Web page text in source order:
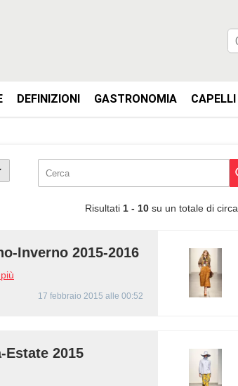
DEFINIZIONI GASTRONOMIA CAPELLI
Risultati 1 - 10 su un totale di circa
Inverno 2015-2016
17 febbraio 2015 alle 00:52
Estate 2015